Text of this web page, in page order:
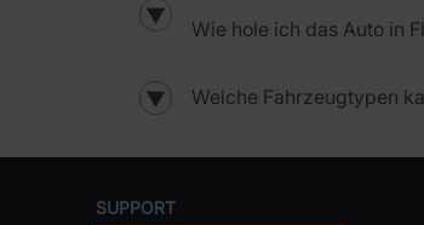
▼
Wie hole ich das Auto in
▼ Welche Fahrzeugtypen
SUPPORT